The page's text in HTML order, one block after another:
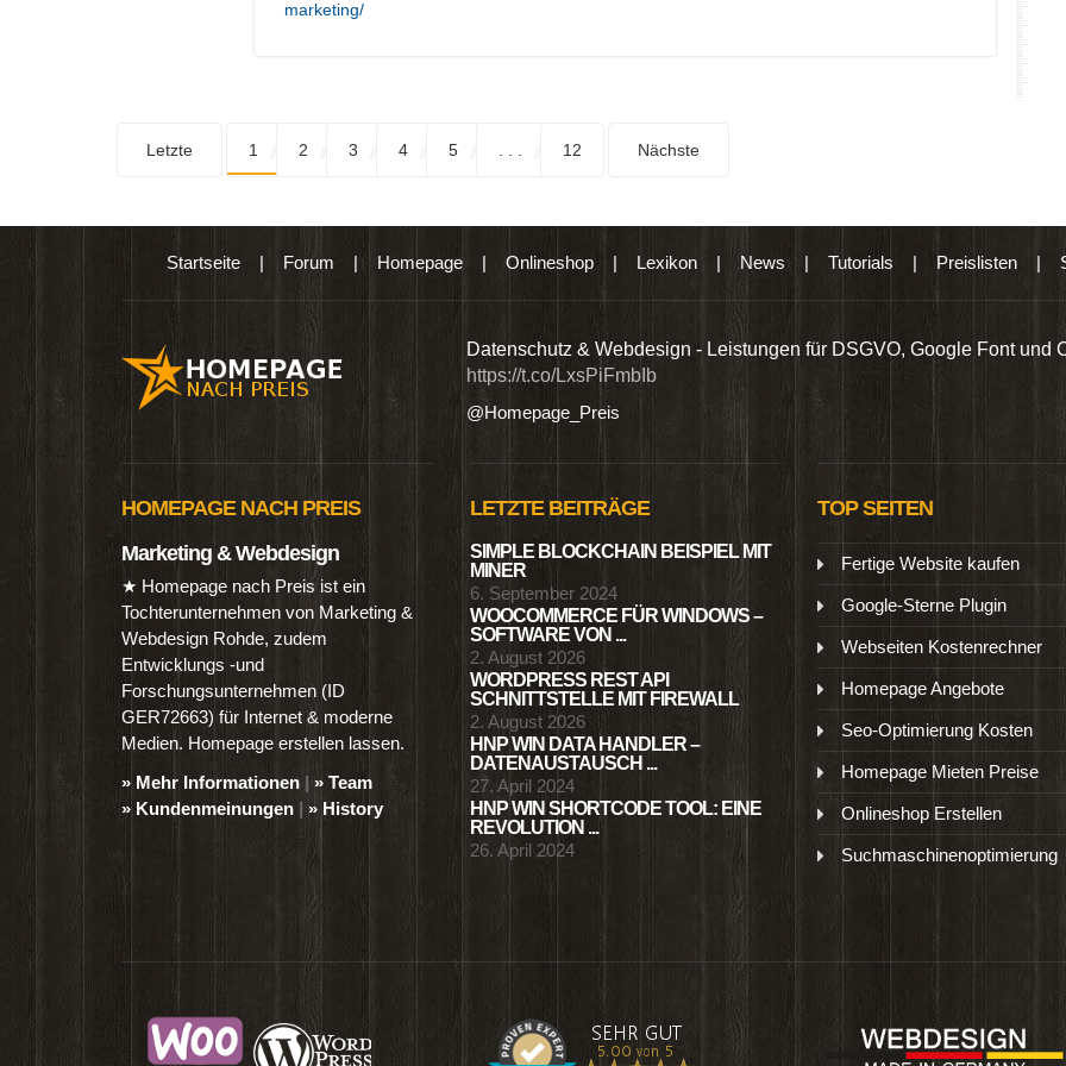
marketing/
Letzte 1 2 3 4 5 12 Nächste
Startseite| Forum | Homepage| Onlineshop| Lexikon| News | Tutorials | Preislisten|
Produkten wie Ebooks & DVDs.… Datenschutz & Webdesign - Leistungen für DSGVO, Google Font und
https://t.co/LxsPiFmbIb
@Homepage_Preis
HOMEPAGE NACH PREIS
Marketing & Webdesign
★ Homepage nach Preis ist ein
Tochterunternehmen von Marketing &
Webdesign Rohde, zudem
Entwicklungs -und
Forschungsunternehmen (ID
GER72663) für Internet & moderne
Medien. Homepage erstellen lassen.
» Mehr Informationen | » Team
» Kundenmeinungen | » History
LETZTE BEITRÄGE
SIMPLE BLOCKCHAIN BEISPIEL MIT
MINER
6. September 2024
WOOCOMMERCE FÜR WINDOWS –
SOFTWARE VON ...
2. August 2026
WORDPRESS REST API
SCHNITTSTELLE MIT FIREWALL
2. August 2026
HNP WIN DATA HANDLER –
DATENAUSTAUSCH ...
27. April 2024
HNP WIN SHORTCODE TOOL: EINE
REVOLUTION ...
26. April 2024
TOP SEITEN
Fertige Website kaufen
Google-Sterne Plugin
Webseiten Kostenrechner
Homepage Angebote
Seo-Optimierung Kosten
Homepage Mieten Preise
Onlineshop Erstellen
Suchmaschinenoptimierung